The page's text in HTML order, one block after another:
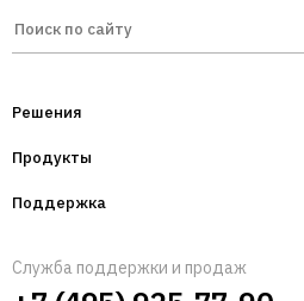
Решения
Лицензирование и защита ПО
IoT и оборудование
Продукты
Guardant Sign
Поддержка
Пользователям
Служба поддержки и продаж